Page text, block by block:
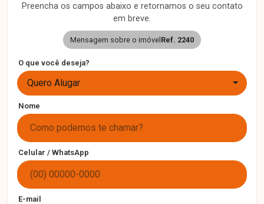
Preencha os campos abaixo e retornamos o seu contato
em breve.
Mensagem sobre o imóvelRef. 2240
O que você deseja?
Quero Alugar
Nome
Celular / WhatsApp
E-mail